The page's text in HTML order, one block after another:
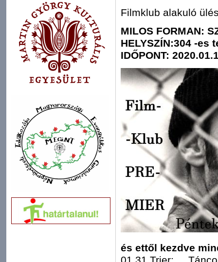
Filmklub alakuló
MILOS FORMAN:
HELYSZÍN:304 -es
IDŐPONT:
és ettől kezdve
01.31.Trier: